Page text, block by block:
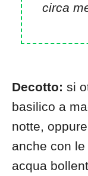
circa
Decotto: si
basilico a
notte,
anche con
acqua